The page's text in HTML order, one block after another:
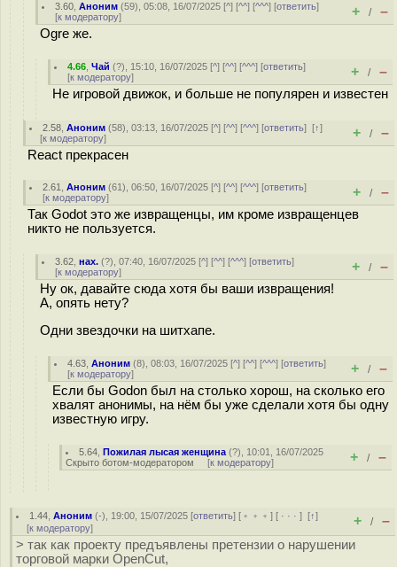
3.60 ,Аноним (59), 05:08, 16/07/2025 [^] [^^] [^^^] [ответить]
[к модератору] + / –
Ogre же.
4.66 ,Чай (?), 15:10, 16/07/2025 [^] [^^] [^^^] [ответить]
[к модератору] + / –
Не игровой движок, и больше не популярен и известен
2.58 ,Аноним (58), 03:13, 16/07/2025 [^] [^^] [^^^] [ответить][↑]
[к модератору] + / –
React прекрасен
2.61 ,Аноним (61), 06:50, 16/07/2025 [^] [^^] [^^^] [ответить]
[к модератору] + / –
Так Godot это же извращенцы, им кроме извращенцев
никто не пользуется.
3.62 ,нах. (?), 07:40, 16/07/2025 [^] [^^] [^^^] [ответить]
[к модератору] + / –
Ну ок, давайте сюда хотя бы ваши извращения!
А, опять нету?
Одни звездочки на шитхапе.
4.63 ,Аноним (8), 08:03, 16/07/2025 [^] [^^] [^^^] [ответить]
[к модератору] + / –
Если бы Godon был на столько хорош, на сколько его
хвалят анонимы, на нём бы уже сделали хотя бы одну
известную игру.
5.64 ,Пожилая лысая женщина (?), 10:01, 16/07/2025
Скрыто ботом-модератором [к модератору] + / –
1.44 ,Аноним (-), 19:00, 15/07/2025 [ответить] [ ﹢﹢﹢] [ · · ·][↑]
[к модератору] + / –
> так как проекту предъявлены претензии о нарушении
торговой марки OpenCut,